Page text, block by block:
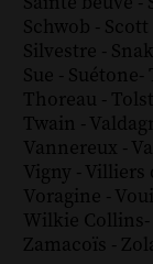
Schwob - Scott
Silvestre -
Sue - Suétone-
Thoreau -
Twain -
Vannereux -
Vigny - Villiers
Voragine -
Wilkie Collins-
Zamacoïs -